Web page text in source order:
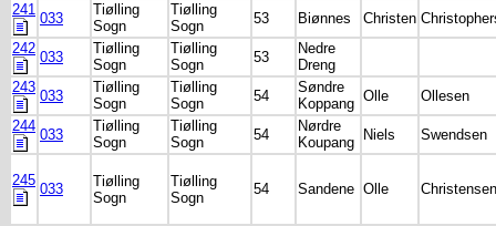
241
033
Tiølling
Sogn
Tiølling
Sogn
53 Biønnes Christen
242
033
Tiølling
Sogn
Tiølling
Sogn
53
Nedre
Dreng
243
033
Tiølling
Sogn
Tiølling
Sogn
54
Søndre
Koppang Olle
Ollesen
244
033
Tiølling
Sogn
Tiølling
Sogn
54
Nørdre
Koupang
Niels Swendsen
245
033
Tiølling
Sogn
Tiølling
Sogn
54 Sandene Olle Christensen